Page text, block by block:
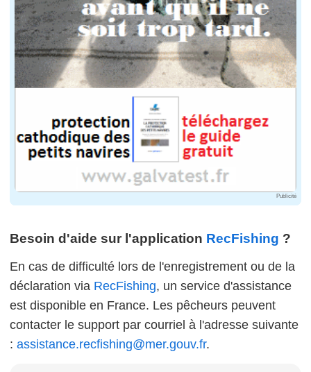
Publicité
Besoin d'aide sur l'application RecFishing ?
En cas de difficulté lors de l'enregistrement ou de la
déclaration via RecFishing, un service d'assistance
est disponible en France. Les pêcheurs peuvent
contacter le support par courriel à l'adresse suivante
: assistance.recfishing@mer.gouv.fr.